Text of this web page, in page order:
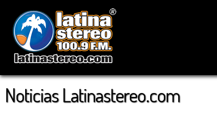
Noticias Latinastereo.com